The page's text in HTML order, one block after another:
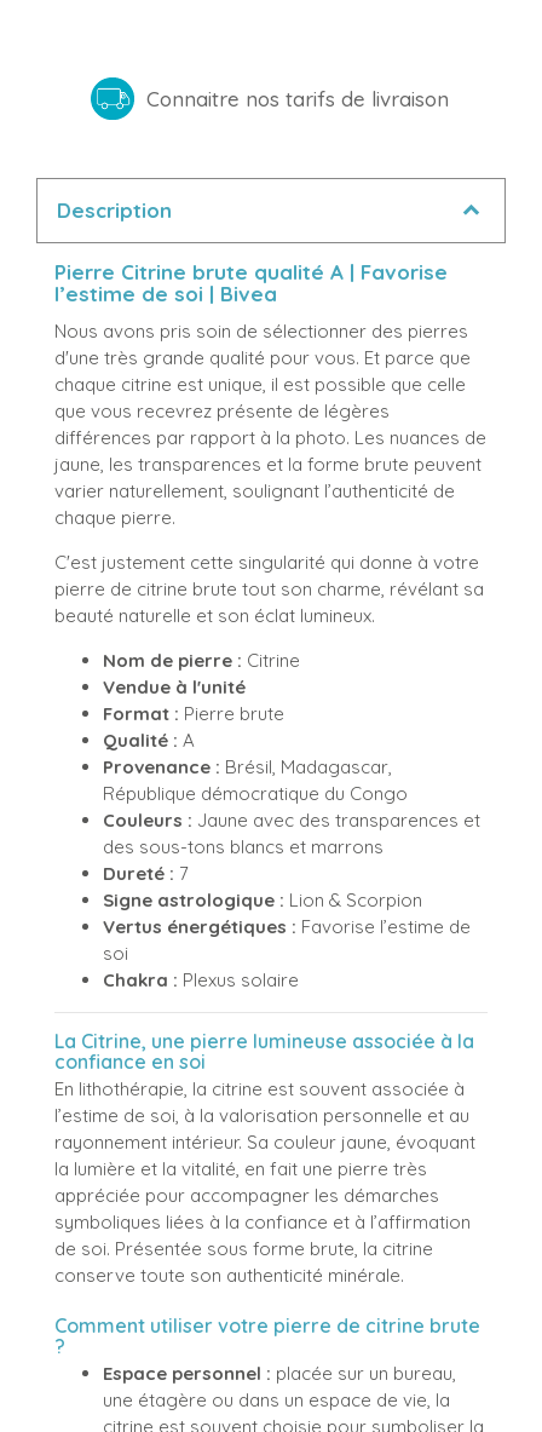
Connaitre nos tarifs de livraison
Description
Pierre Citrine brute qualité A | Favorise
l’estime de soi | Bivea
Nous avons pris soin de sélectionner des pierres
d'une très grande qualité pour vous. Et parce que
chaque citrine est unique, il est possible que celle
que vous recevrez présente de légères
différences par rapport à la photo. Les nuances de
jaune, les transparences et la forme brute peuvent
varier naturellement, soulignant l’authenticité de
chaque pierre.
C'est justement cette singularité qui donne à votre
pierre de citrine brute tout son charme, révélant sa
beauté naturelle et son éclat lumineux.
Nom de pierre : Citrine
Vendue à l'unité
Format : Pierre brute
Qualité : A
Provenance : Brésil, Madagascar,
République démocratique du Congo
Couleurs : Jaune avec des transparences et
des sous-tons blancs et marrons
Dureté : 7
Signe astrologique : Lion & Scorpion
Vertus énergétiques : Favorise l’estime de
soi
Chakra : Plexus solaire
La Citrine, une pierre lumineuse associée à la
confiance en soi
En lithothérapie, la citrine est souvent associée à
l’estime de soi, à la valorisation personnelle et au
rayonnement intérieur. Sa couleur jaune, évoquant
la lumière et la vitalité, en fait une pierre très
appréciée pour accompagner les démarches
symboliques liées à la confiance et à l’affirmation
de soi. Présentée sous forme brute, la citrine
conserve toute son authenticité minérale.
Comment utiliser votre pierre de citrine brute
?
Espace personnel : placée sur un bureau,
une étagère ou dans un espace de vie, la
citrine est souvent choisie pour symboliser la